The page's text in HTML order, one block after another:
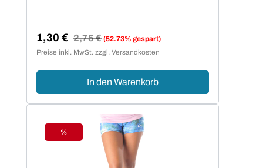
Verkaufspreis:
1,30 € Regulärer Preis:
2,75 € (52.73% gespart)
Preise inkl. MwSt. zzgl. Versandkosten
In den Warenkorb
Rabatt
%